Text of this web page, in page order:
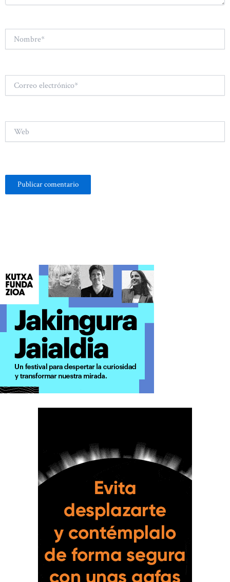
electrónico*